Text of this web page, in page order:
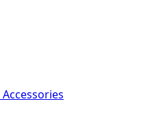
Accessories